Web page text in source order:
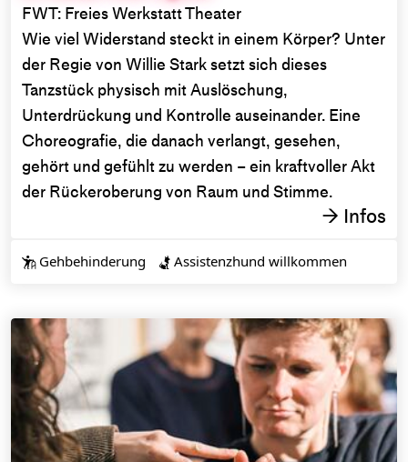
FWT: Freies Werkstatt Theater
Wie viel Widerstand steckt in einem Körper? Unter
der Regie von Willie Stark setzt sich dieses
Tanzstück physisch mit Auslöschung,
Unterdrückung und Kontrolle auseinander. Eine
Choreografie, die danach verlangt, gesehen,
gehört und gefühlt zu werden – ein kraftvoller Akt
der Rückeroberung von Raum und Stimme.
→ Infos
Gehbehinderung  Assistenzhund willkommen